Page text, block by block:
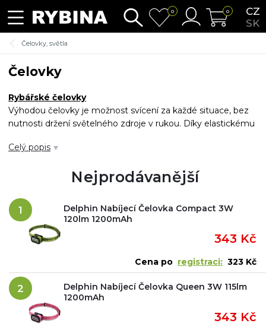
CZ
SK
0 0
Čelovky, světla
Čelovky
Rybářské čelovky
Výhodou čelovky je možnost svícení za každé situace, bez
nutnosti držení světelného zdroje v rukou. Díky elastickému
čelovek disponují také červeným světlem, které neodhání
desítek metrů a dlouhou konstantní výdrž.
Čelovky pro občasné využití
Čelovky s nižší svítivostí a kratší výdrží baterie. Svítivost do
Čelovky pro běžné využití
Čelovky kvalitnějšího provedení
s výkonem svítivosti mezi
Celý popis
Nejprodávanější
1
Delphin Nabíjecí Čelovka Compact 3W
120lm 1200mAh
343 Kč
Cena po registraci: 323 Kč
2
Delphin Nabíjecí Čelovka Queen 3W 115lm
1200mAh
343 Kč